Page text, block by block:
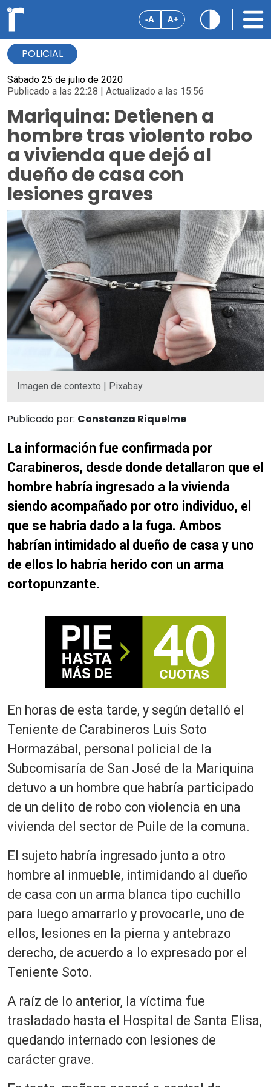
-A A+
POLICIAL
Sábado 25 de julio de 2020
Publicado a las 22:28 | Actualizado a las 15:56
Mariquina: Detienen a
hombre tras violento robo
a vivienda que dejó al
dueño de casa con
lesiones graves
Imagen de contexto | Pixabay
Publicado por: Constanza Riquelme
La información fue confirmada por
Carabineros, desde donde detallaron que el
hombre habría ingresado a la vivienda
siendo acompañado por otro individuo, el
que se habría dado a la fuga. Ambos
habrían intimidado al dueño de casa y uno
de ellos lo habría herido con un arma
cortopunzante.
En horas de esta tarde, y según detalló el
Teniente de Carabineros Luis Soto
Hormazábal, personal policial de la
Subcomisaría de San José de la Mariquina
detuvo a un hombre que habría participado
de un delito de robo con violencia en una
vivienda del sector de Puile de la comuna.
El sujeto habría ingresado junto a otro
hombre al inmueble, intimidando al dueño
de casa con un arma blanca tipo cuchillo
para luego amarrarlo y provocarle, uno de
ellos, lesiones en la pierna y antebrazo
derecho, de acuerdo a lo expresado por el
Teniente Soto.
A raíz de lo anterior, la víctima fue
trasladado hasta el Hospital de Santa Elisa,
quedando internado con lesiones de
carácter grave.